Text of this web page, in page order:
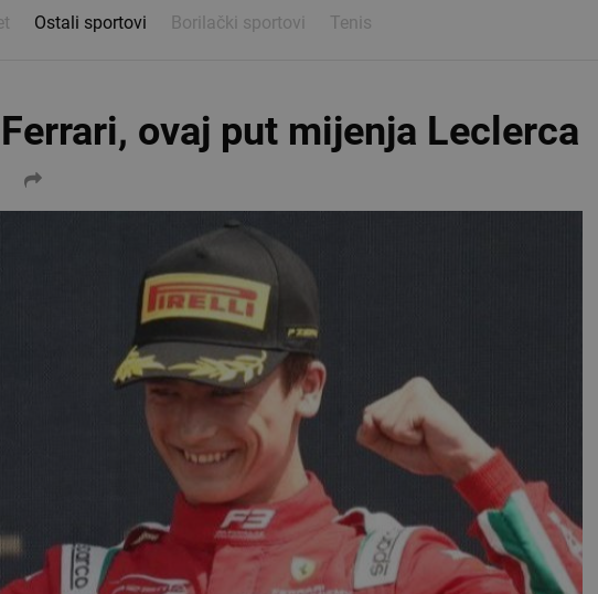
Ostali sportovi Borilački sportovi Tenis
ovaj put mijenja Leclerca